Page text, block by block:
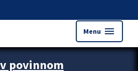
Menu menu
povinnom